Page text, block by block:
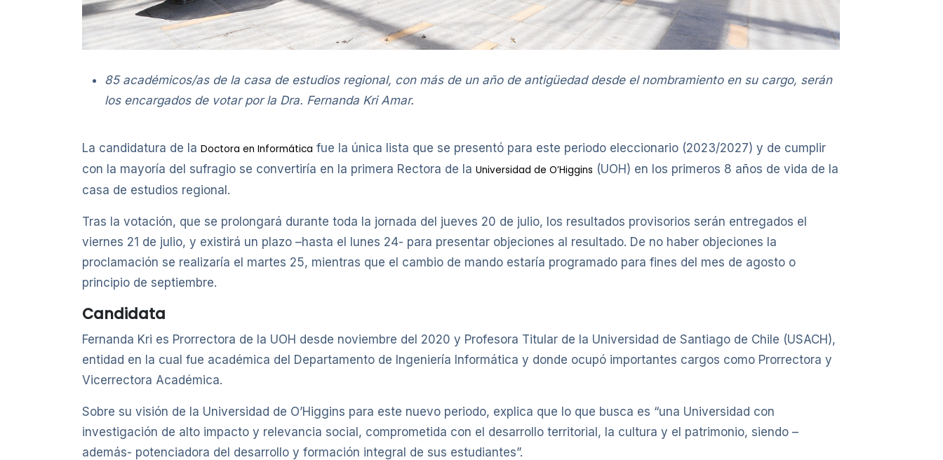
85 académicos/as de la casa de estudios regional, con más de un año de antigüedad desde el nombramiento en su cargo, serán
los encargados de votar por la­­­­ Dra. Fernanda Kri Amar.
La candidatura de la Doctora en Informática fue la única lista que se presentó para este periodo eleccionario (2023/2027) y de cumplir
con la mayoría del sufragio se convertiría en la primera Rectora de la Universidad de O’Higgins (UOH) en los primeros 8 años de vida de la
casa de estudios regional.
Tras la votación, que se prolongará durante toda la jornada del jueves 20 de julio, los resultados provisorios serán entregados el
viernes 21 de julio, y existirá un plazo –hasta el lunes 24- para presentar objeciones al resultado. De no haber objeciones la
proclamación se realizaría el martes 25, mientras que el cambio de mando estaría programado para fines del mes de agosto o
principio de septiembre.
Candidata
Fernanda Kri es Prorrectora de la UOH desde noviembre del 2020 y Profesora Titular de la Universidad de Santiago de Chile (USACH),
entidad en la cual fue académica del Departamento de Ingeniería Informática y donde ocupó importantes cargos como Prorrectora y
Vicerrectora Académica.
Sobre su visión de la Universidad de O’Higgins para este nuevo periodo, explica que lo que busca es “una Universidad con
investigación de alto impacto y relevancia social, comprometida con el desarrollo territorial, la cultura y el patrimonio, siendo –
además- potenciadora del desarrollo y formación integral de sus estudiantes”.